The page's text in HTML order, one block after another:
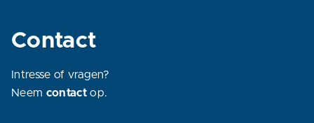
Contact
Intresse of vragen?
Neem contact op.